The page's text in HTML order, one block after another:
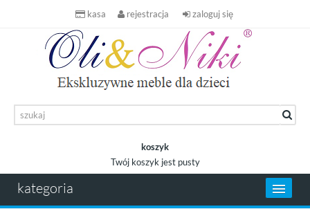
kasa rejestracja zaloguj się
koszyk
Twój koszyk jest pusty
kategoria